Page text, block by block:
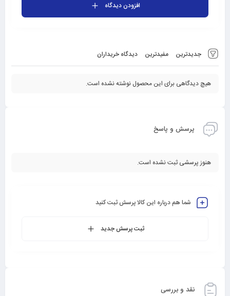
جدیدترین مفیدترین دیدگاه خریداران
هیچ دیدگاهی برای این محصول نوشته نشده است.
افزودن دیدگاه
پرسش و پاسخ
هنوز پرسشی ثبت نشده است.
شما هم درباره این کالا پرسش ثبت کنید
ثبت پرسش جدید
نقد و بررسی